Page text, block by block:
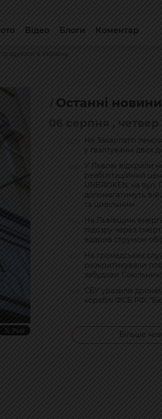
Відео Блоги Коментар
в Україну
Останні новини
06 серпня , четвер
На Закарпатті
у ґвалтуванні двох
У Львові відкрили
реабілітаційний
UNBROKEN: на вул.
допомагатимуть
та цивільним
На Львівщині
підозру через
вдарив струмом
На громадських
розкритикували
забудови
СБУ уразили
кораблі ФСБ РФ:
Більше